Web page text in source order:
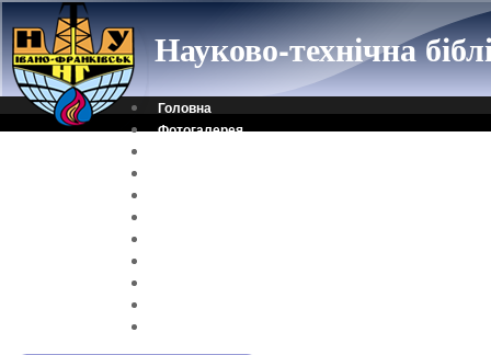
Науково-технічна
Головна
Фотогалерея